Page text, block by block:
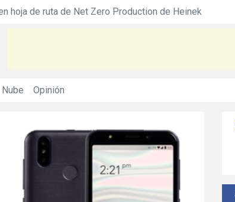
de ruta de Net Zero Production de Heineken
Nube Opinión